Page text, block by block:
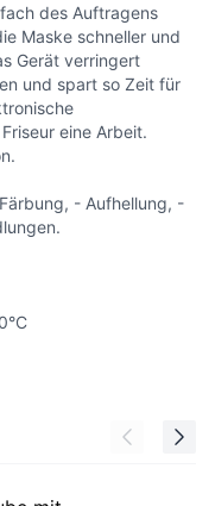
des Auftragens
Maske schneller und
Gerät verringert
und spart so Zeit für
eine Arbeit.
- Aufhellung, -